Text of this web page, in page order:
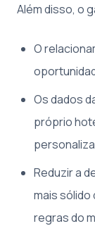
Além disso, o
O
Os dados
próprio
Reduzir a
mais sólido
regras do